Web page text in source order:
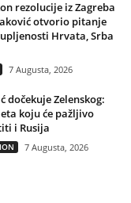
rezolucije iz Zagreba
otvorio pitanje
Hrvata, Srba
7 Augusta, 2026
dočekuje Zelenskog:
koju će pažljivo
i Rusija
7 Augusta, 2026